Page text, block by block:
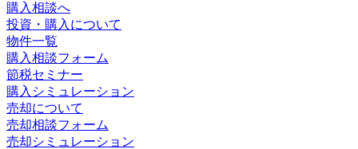
購入相談へ
投資・購入について
物件一覧
購入相談フォーム
節税セミナー
購入シミュレーション
売却について
売却相談フォーム
売却シミュレーション